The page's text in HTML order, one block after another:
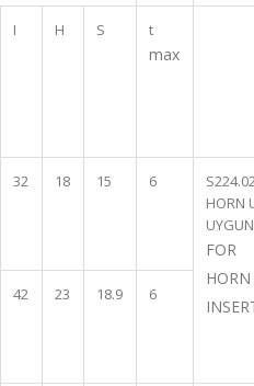
I H S t
max
32 18 15 6
HORN
FOR
HORN
42 23 18.9 6